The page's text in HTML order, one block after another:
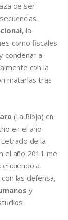
de ser
la
como fiscales
condenar a
con la
matarlas tras
(La Rioja) en
en el año
de la
el año 2011 me
a
las defensa,
y